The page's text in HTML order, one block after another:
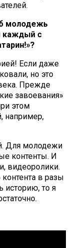
молодежь
каждый с
Если даже
но это
Прежде
завоевания»
этом
например,
Для молодежи
контенты. И
видеоролики.
в разы
историю, то я